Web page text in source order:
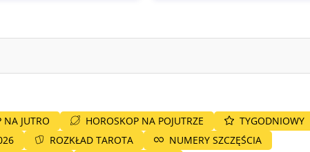
NA JUTRO HOROSKOP NA POJUTRZE
TYGODNIOWY
ROZKŁAD TAROTA
NUMERY SZCZĘŚCIA